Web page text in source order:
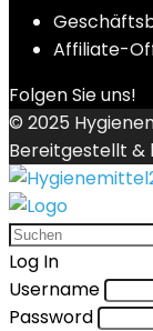
Affiliate-
Folgen Sie uns!
© 2025
Bereitgestellt
Log In
Username
Password